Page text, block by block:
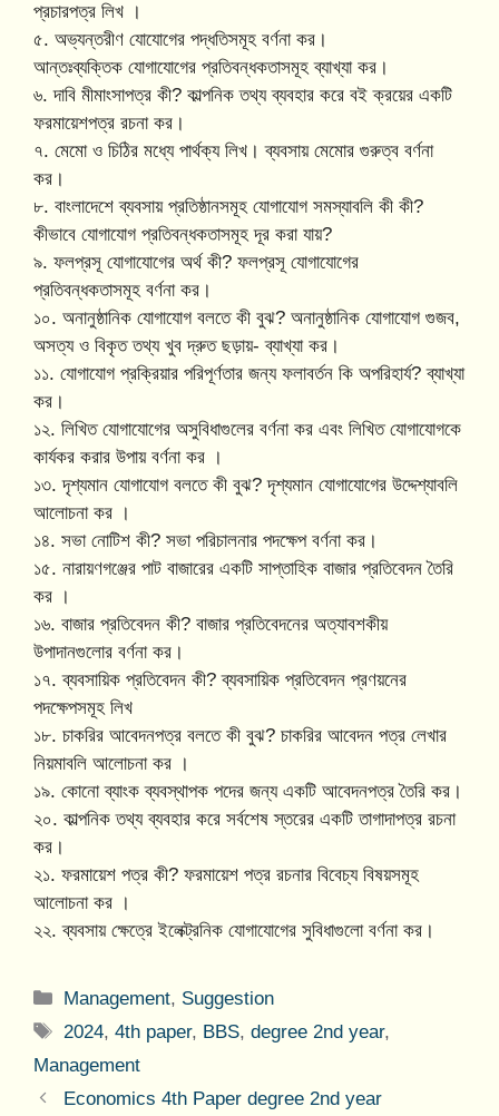
প্রচারপত্র লিখ ।
৫. অভ্যন্তরীণ যোযোগের পদ্ধতিসমূহ বর্ণনা কর।
আন্তঃব্যক্তিক যোগাযোগের প্রতিবন্ধকতাসমূহ ব্যাখ্যা কর।
৬. দাবি মীমাংসাপত্র কী? কাল্পনিক তথ্য ব্যবহার করে বই ক্রয়ের একটি
ফরমায়েশপত্র রচনা কর।
৭. মেমো ও চিঠির মধ্যে পার্থক্য লিখ। ব্যবসায় মেমোর গুরুত্ব বর্ণনা
কর।
৮. বাংলাদেশে ব্যবসায় প্রতিষ্ঠানসমূহ যোগাযোগ সমস্যাবলি কী কী?
কীভাবে যোগাযোগ প্রতিবন্ধকতাসমূহ দূর করা যায়?
৯. ফলপ্রসূ যোগাযোগের অর্থ কী? ফলপ্রসূ যোগাযোগের
প্রতিবন্ধকতাসমূহ বর্ণনা কর।
১০. অনানুষ্ঠানিক যোগাযোগ বলতে কী বুঝ? অনানুষ্ঠানিক যোগাযোগ গুজব,
অসত্য ও বিকৃত তথ্য খুব দ্রুত ছড়ায়- ব্যাখ্যা কর।
১১. যোগাযোগ প্রক্রিয়ার পরিপূর্ণতার জন্য ফলাবর্তন কি অপরিহার্য? ব্যাখ্যা
কর।
১২. লিখিত যোগাযোগের অসুবিধাগুলের বর্ণনা কর এবং লিখিত যোগাযোগকে
কার্যকর করার উপায় বর্ণনা কর ।
১৩. দৃশ্যমান যোগাযোগ বলতে কী বুঝ? দৃশ্যমান যোগাযোগের উদ্দেশ্যাবলি
আলোচনা কর ।
১৪. সভা নোটিশ কী? সভা পরিচালনার পদক্ষেপ বর্ণনা কর।
১৫. নারায়ণগঞ্জের পাট বাজারের একটি সাপ্তাহিক বাজার প্রতিবেদন তৈরি
কর ।
১৬. বাজার প্রতিবেদন কী? বাজার প্রতিবেদনের অত্যাবশকীয়
উপাদানগুলোর বর্ণনা কর।
১৭. ব্যবসায়িক প্রতিবেদন কী? ব্যবসায়িক প্রতিবেদন প্রণয়নের
পদক্ষেপসমূহ লিখ
১৮. চাকরির আবেদনপত্র বলতে কী বুঝ? চাকরির আবেদন পত্র লেখার
নিয়মাবলি আলোচনা কর ।
১৯. কোনো ব্যাংক ব্যবস্থাপক পদের জন্য একটি আবেদনপত্র তৈরি কর।
২০. কাল্পনিক তথ্য ব্যবহার করে সর্বশেষ স্তরের একটি তাগাদাপত্র রচনা
কর।
২১. ফরমায়েশ পত্র কী? ফরমায়েশ পত্র রচনার বিবেচ্য বিষয়সমূহ
আলোচনা কর ।
২২. ব্যবসায় ক্ষেত্রে ইলেক্ট্রনিক যোগাযোগের সুবিধাগুলো বর্ণনা কর।
Categories
Management, Suggestion
Tags
2024,4th paper, BBS,degree 2nd year,
Management
Economics 4th Paper degree 2nd year